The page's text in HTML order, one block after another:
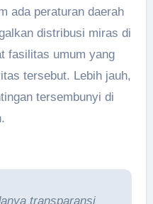
ada peraturan daerah
distribusi miras di
fasilitas umum yang
tersebut. Lebih jauh,
tersembunyi di
transparansi